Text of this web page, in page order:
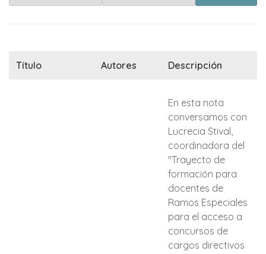
Título Autores Descripción
En esta nota
conversamos con
Lucrecia Stival,
coordinadora del
"Trayecto de
formación para
docentes de
Ramos Especiales
para el acceso a
concursos de
cargos directivos